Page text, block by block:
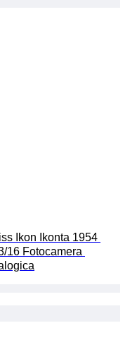
Ikon Ikonta 1954
16 Fotocamera